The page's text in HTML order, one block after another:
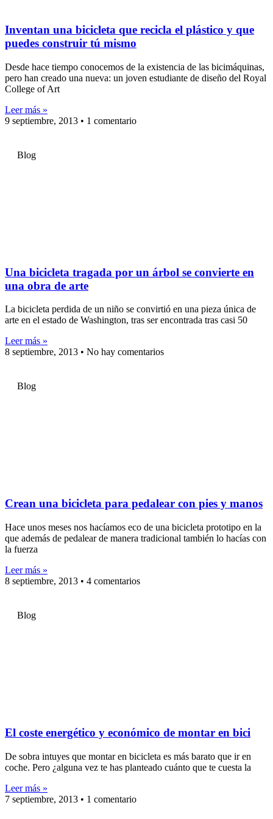
Inventan una bicicleta que recicla el plástico y que
puedes construir tú mismo
Desde hace tiempo conocemos de la existencia de las bicimáquinas,
pero han creado una nueva: un joven estudiante de diseño del Royal
College of Art
Leer más »
9 septiembre, 2013
1 comentario
Blog
Una bicicleta tragada por un árbol se convierte en
una obra de arte
La bicicleta perdida de un niño se convirtió en una pieza única de
arte en el estado de Washington, tras ser encontrada tras casi 50
Leer más »
8 septiembre, 2013
No hay comentarios
Blog
Crean una bicicleta para pedalear con pies y manos
Hace unos meses nos hacíamos eco de una bicicleta prototipo en la
que además de pedalear de manera tradicional también lo hacías con
la fuerza
Leer más »
8 septiembre, 2013
4 comentarios
Blog
El coste energético y económico de montar en bici
De sobra intuyes que montar en bicicleta es más barato que ir en
coche. Pero ¿alguna vez te has planteado cuánto que te cuesta la
Leer más »
7 septiembre, 2013
1 comentario